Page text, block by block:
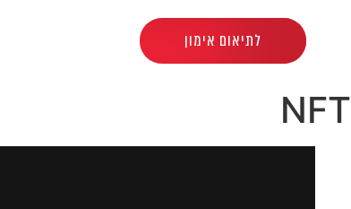
לתיאום אימון
NFT